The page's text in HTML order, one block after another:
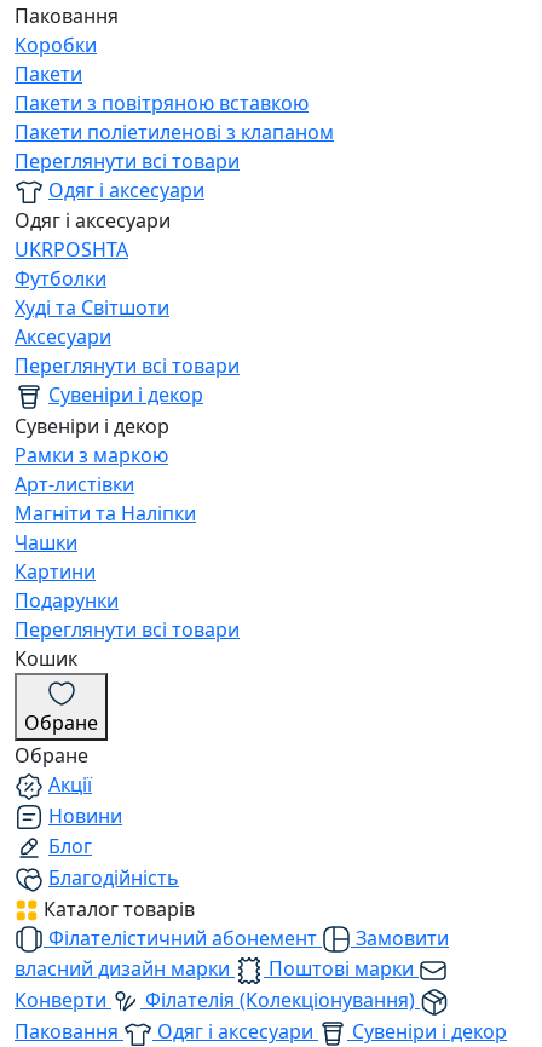
Паковання
Коробки
Пакети
Пакети з повітряною вставкою
Пакети поліетиленові з клапаном
Переглянути всі товари
Одяг і аксесуари
Одяг і аксесуари
UKRPOSHTA
Футболки
Худі та Світшоти
Аксесуари
Переглянути всі товари
Сувеніри і декор
Сувеніри і декор
Рамки з маркою
Арт-листівки
Магніти та Наліпки
Чашки
Картини
Подарунки
Переглянути всі товари
Кошик
Обране
Обране
Акції
Новини
Блог
Благодійність
Каталог товарів
Філателістичний абонемент
Замовити
власний дизайн марки
Поштові марки
Конверти
Філателія (Колекціонування)
Паковання
Одяг і аксесуари
Сувеніри і декор